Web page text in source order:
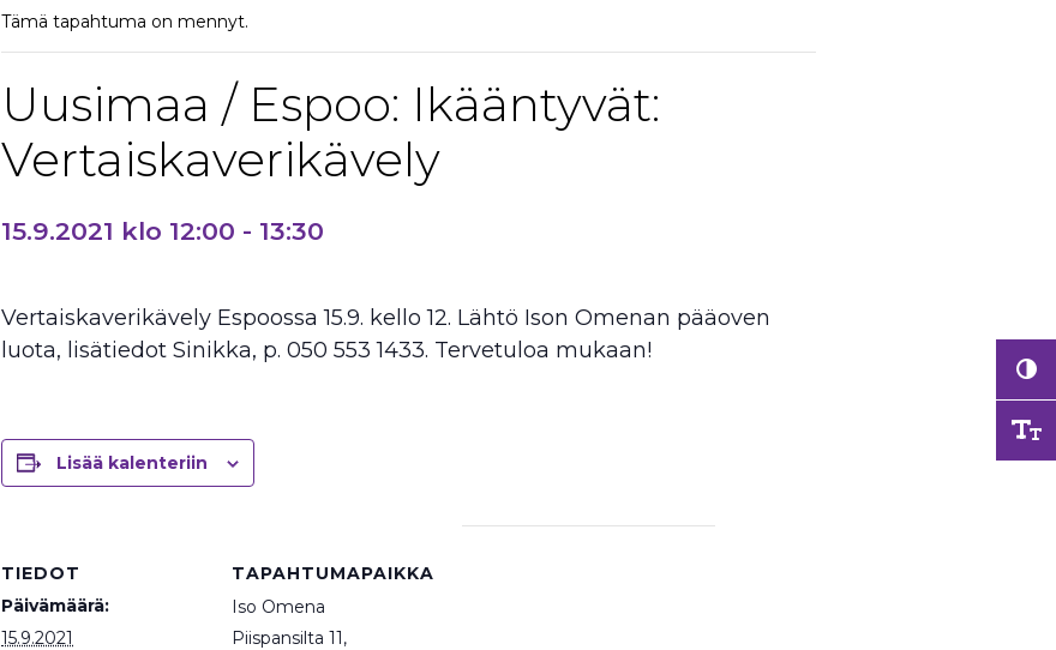
Tämä tapahtuma on mennyt.
Uusimaa / Espoo: Ikääntyvät:
Vertaiskaverikävely
15.9.2021 klo 12:00 - 13:30
Vertaiskaverikävely Espoossa 15.9. kello 12. Lähtö Ison Omenan pääoven
luota, lisätiedot Sinikka, p. 050 553 1433. Tervetuloa mukaan!
Lisää kalenteriin
TIEDOT
Päivämäärä:
15.9.2021
TAPAHTUMAPAIKKA
Iso Omena
Piispansilta 11,